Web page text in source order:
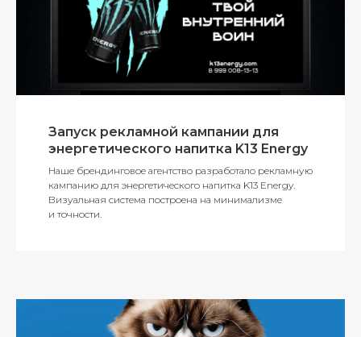
Запуск рекламной кампании для
энергетического напитка K13 Energy
Наше брендинговое агентство разработало рекламную
кампанию для энергетического напитка K13 Energy.
Визуальная система построена на минимализме
и точности.